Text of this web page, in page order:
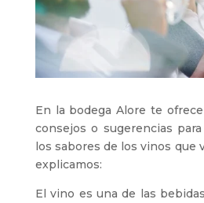
En la bodega Alore te
consejos o sugerencias
los sabores de los vinos que
explicamos:
El vino es una de las